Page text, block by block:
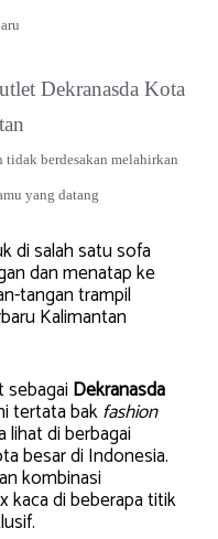
tidak berdesakan melahirkan
yang datang
di salah satu sofa
dan menatap ke
tangan trampil
Kalimantan
Dekranasda
tertata bakfashion
lihat di berbagai
besar di Indonesia.
kombinasi
kaca di beberapa titik